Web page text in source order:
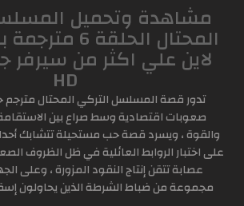
مشاهدة وتحميل
المحتال الحلقة
لاين علي اكثر من سيرفر
HD
تدور قصة المسلسل التركي المحتال مترجم
صعوبات اقتصادية وسط صراع بين
والقوة ، ويسرد قصة حب مستحيلة تتشابك
على اختبار الروابط العائلية في ظل الظروف
عصابة تتقن إنتاج النقود المزورة ، وعلى
مجموعة من ضباط الشرطة الذين يحاولون